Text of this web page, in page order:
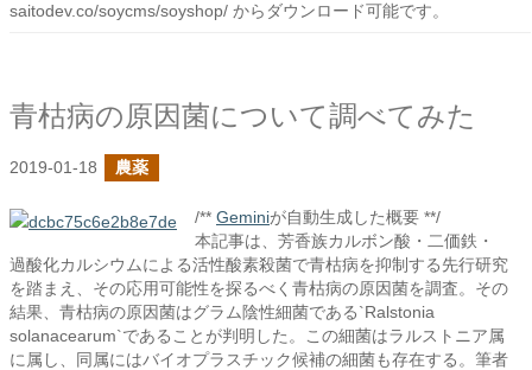
saitodev.co/soycms/soyshop/ からダウンロード可能です。
青枯病の原因菌について調べてみた
2019-01-18 農薬
/** Geminiが自動生成した概要 **/
本記事は、芳香族カルボン酸・二価鉄・
過酸化カルシウムによる活性酸素殺菌で青枯病を抑制する先行研究
を踏まえ、その応用可能性を探るべく青枯病の原因菌を調査。その
結果、青枯病の原因菌はグラム陰性細菌である`Ralstonia
solanacearum`であることが判明した。この細菌はラルストニア属
に属し、同属にはバイオプラスチック候補の細菌も存在する。筆者